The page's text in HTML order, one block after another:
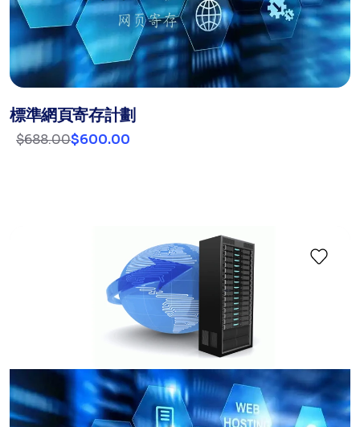
標準網頁寄存計劃
$688.00$600.00